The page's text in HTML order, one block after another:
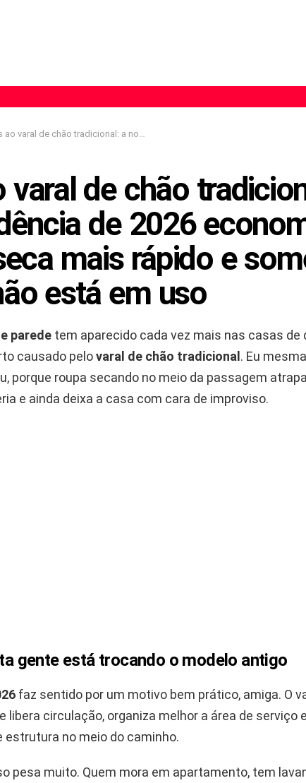
tradicional: a nova tendência de 2026 economiza espaço, seca mais rápido e some quando não está em uso
varal de chão
de 2026
mais rápido e
está em uso
parede tem aparecido cada vez mais nas casas de
causado pelovaral de chão tradicional . Eu
porque roupa secando no meio da passagem
e ainda deixa a casa com cara de improviso.
gente está trocando o modelo antigo
faz sentido por um motivo bem prático, amiga. O
libera circulação, organiza melhor a área de serviço
estrutura no meio do caminho.
pesa muito. Quem mora em apartamento, tem